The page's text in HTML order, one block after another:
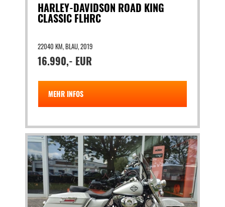
HARLEY-DAVIDSON ROAD KING
CLASSIC FLHRC
22040 KM, BLAU, 2019
16.990,- EUR
MEHR INFOS